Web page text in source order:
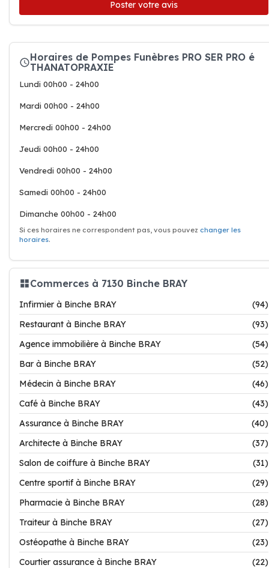
Poster votre avis
Horaires de Pompes Funèbres PRO SER PRO é
THANATOPRAXIE
Lundi 00h00 - 24h00
Mardi 00h00 - 24h00
Mercredi 00h00 - 24h00
Jeudi 00h00 - 24h00
Vendredi 00h00 - 24h00
Samedi 00h00 - 24h00
Dimanche 00h00 - 24h00
Si ces horaires ne correspondent pas, vous pouvez changer les
horaires.
Commerces à 7130 Binche BRAY
Infirmier à Binche BRAY
(94)
Restaurant à Binche BRAY
(93)
Agence immobilière à Binche BRAY
(54)
Bar à Binche BRAY
(52)
Médecin à Binche BRAY
(46)
Café à Binche BRAY
(43)
Assurance à Binche BRAY
(40)
Architecte à Binche BRAY
(37)
Salon de coiffure à Binche BRAY
(31)
Centre sportif à Binche BRAY
(29)
Pharmacie à Binche BRAY
(28)
Traiteur à Binche BRAY
(27)
Ostéopathe à Binche BRAY
(23)
Courtier assurance à Binche BRAY
(22)